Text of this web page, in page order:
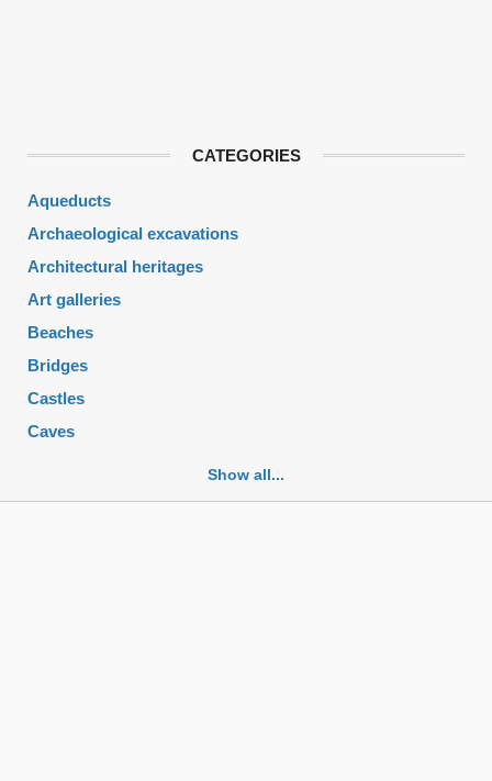
CATEGORIES
Aqueducts
Archaeological excavations
Architectural heritages
Art galleries
Beaches
Bridges
Castles
Caves
Churches
Show all...